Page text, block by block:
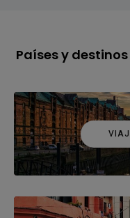
Países y